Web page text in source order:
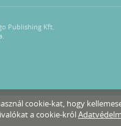
Publishing Kft.
cookie-kat, hogy
a cookie-król